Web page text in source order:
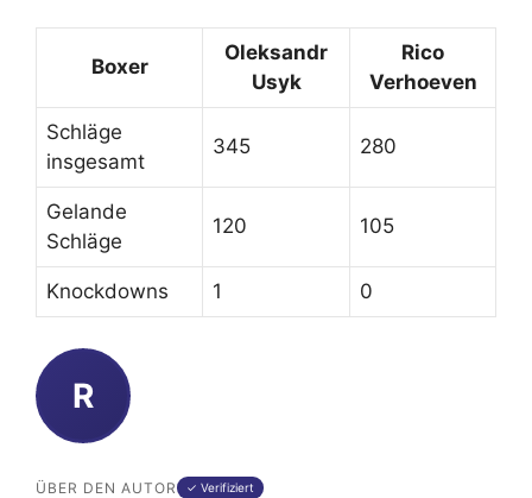
Boxer
Oleksandr
Usyk
Rico
Verhoeven
Schläge
insgesamt
345 280
Gelande
Schläge
120 105
Knockdowns 1 0
R
ÜBER DEN AUTOR ✓ Verifiziert